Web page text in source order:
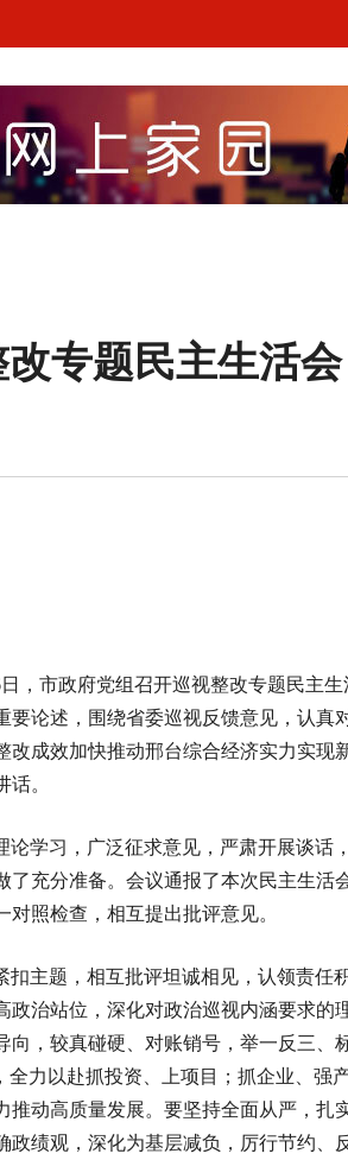
专题民主生活会
，市政府党组召开巡视整改专题民主生
论述，围绕省委巡视反馈意见，认真
成效加快推动邢台综合经济实力实现
。
学习，广泛征求意见，严肃开展谈话
充分准备。会议通报了本次民主生活
照检查，相互提出批评意见。
主题，相互批评坦诚相见，认领责任
政治站位，深化对政治巡视内涵要求的
，较真碰硬、对账销号，举一反三、
全力以赴抓投资、上项目；抓企业、强
推动高质量发展。要坚持全面从严，扎
政绩观，深化为基层减负，厉行节约、